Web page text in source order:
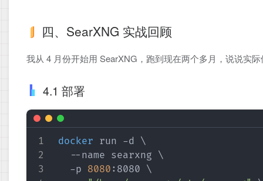
四、SearXNG 实战回顾
我从 4 月份开始用 SearXNG，跑到现在两个多月，说说实
4.1 部署
docker run -d \
  --name searxng
\
  -p
8080 :8080 \